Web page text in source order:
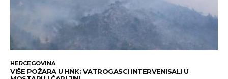
HERCEGOVINA
VIŠE POŽARA U HNK: VATROGASCI INTERVENISALI U